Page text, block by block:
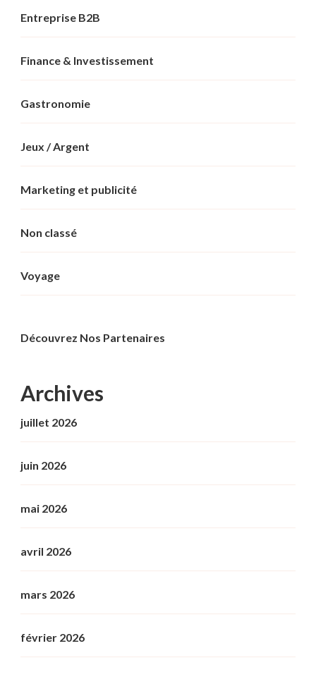
Entreprise B2B
Finance & Investissement
Gastronomie
Jeux / Argent
Marketing et publicité
Non classé
Voyage
Découvrez Nos Partenaires
Archives
juillet 2026
juin 2026
mai 2026
avril 2026
mars 2026
février 2026